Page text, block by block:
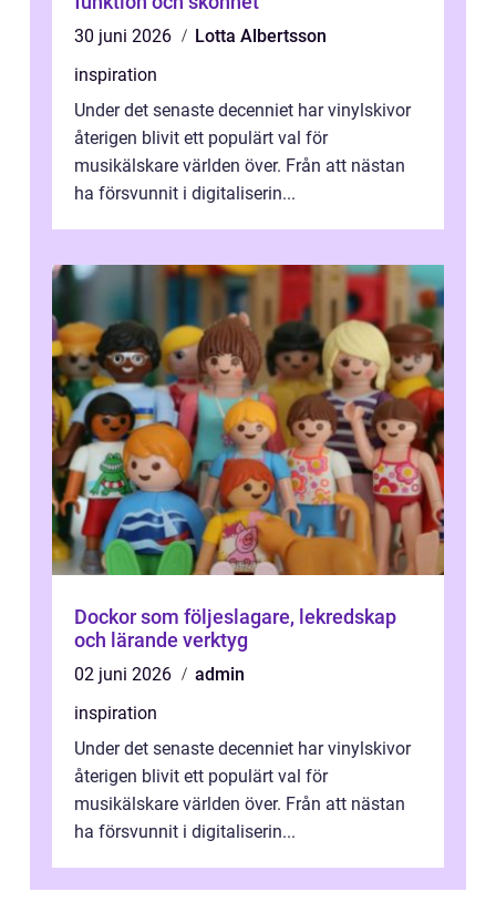
30 juni 2026
Lotta Albertsson
inspiration
Under det senaste decenniet har vinylskivor
återigen blivit ett populärt val för
musikälskare världen över. Från att nästan
ha försvunnit i digitaliserin...
Dockor som följeslagare, lekredskap
och lärande verktyg
02 juni 2026
admin
inspiration
Under det senaste decenniet har vinylskivor
återigen blivit ett populärt val för
musikälskare världen över. Från att nästan
ha försvunnit i digitaliserin...